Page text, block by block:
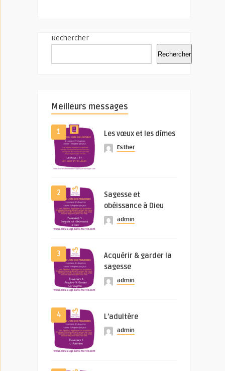
Rechercher
Rechercher
Meilleurs messages
1 Les vœux et les dîmes
Esther
2
Sagesse et
obéissance à Dieu
admin
3
Acquérir & garder la
sagesse
admin
4 L’adultère
admin